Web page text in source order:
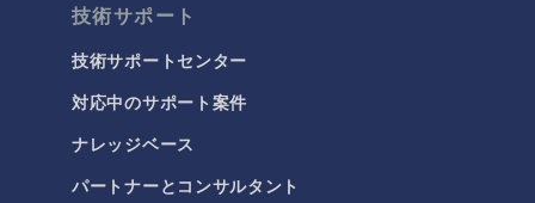
技術サポート
技術サポートセンター
対応中のサポート案件
ナレッジベース
パートナーとコンサルタント